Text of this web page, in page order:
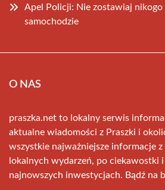
Apel Policji: Nie zostawiaj nikogo
samochodzie
O NAS
praszka.net to lokalny serwis
aktualne wiadomości z Praszki i
wszystkie najważniejsze informacje
lokalnych wydarzeń, po ciekawostki
najnowszych inwestycjach. Bądź na